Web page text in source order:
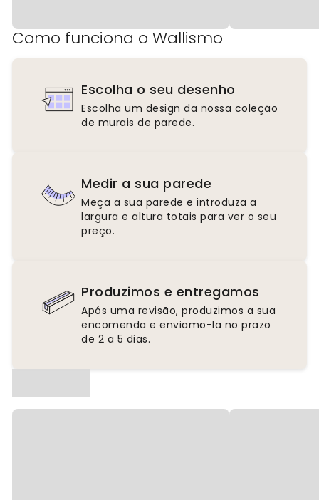
Como funciona o Wallismo
Escolha o seu desenho
Escolha um design da nossa coleção
de murais de parede.
Medir a sua parede
Meça a sua parede e introduza a
largura e altura totais para ver o seu
preço.
Produzimos e entregamos
Após uma revisão, produzimos a sua
encomenda e enviamo-la no prazo
de 2 a 5 dias.